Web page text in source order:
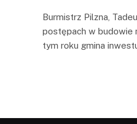
Burmistrz Pilzna,
postępach w budowie
tym roku gmina